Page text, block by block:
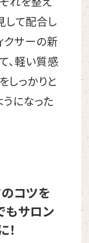
して配合し
クサーの新
、軽い質感
しっかりと
になった
コツを
もサロン